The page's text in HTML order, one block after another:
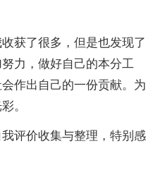
了很多，但是也发现了
力，做好自己的本分工
作出自己的一份贡献。为
。
评价收集与整理，特别感